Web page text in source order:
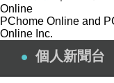
Online
PChome Online and
Online Inc.
個人新聞台